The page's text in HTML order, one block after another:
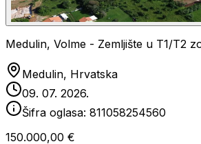
Medulin, Volme - Zemljište u T1/T2
Medulin, Hrvatska
09. 07. 2026.
Šifra oglasa: 811058254560
150.000,00 €